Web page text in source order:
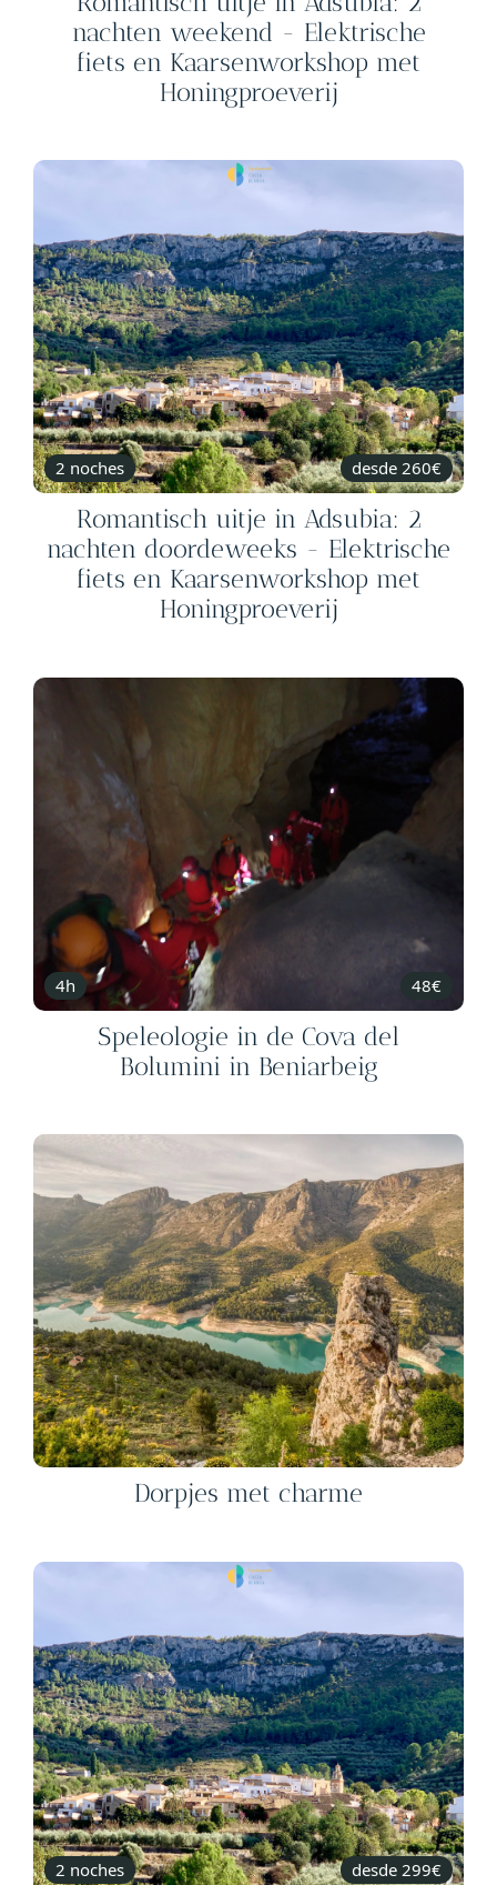
nachten weekend - Elektrische
fiets en Kaarsenworkshop met
Honingproeverij
2 noches desde 260€
Romantisch uitje in Adsubia: 2
nachten doordeweeks - Elektrische
fiets en Kaarsenworkshop met
Honingproeverij
4h 48€
Speleologie in de Cova del
Bolumini in Beniarbeig
Dorpjes met charme
2 noches desde 299€